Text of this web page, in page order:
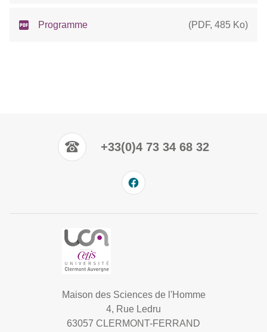
Programme (PDF, 485 Ko)
+33(0)4 73 34 68 32
Maison des Sciences de l'Homme
4, Rue Ledru
63057 CLERMONT-FERRAND